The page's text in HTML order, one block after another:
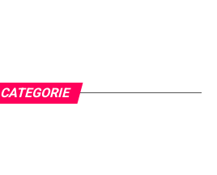
CATEGORIE